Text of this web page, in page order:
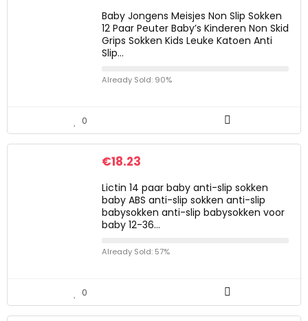
Baby Jongens Meisjes Non Slip Sokken
12 Paar Peuter Baby’s Kinderen Non Skid
Grips Sokken Kids Leuke Katoen Anti
Slip…
Already Sold: 90%
0
€18.23
Lictin 14 paar baby anti-slip sokken
baby ABS anti-slip sokken anti-slip
babysokken anti-slip babysokken voor
baby 12-36…
Already Sold: 57%
0